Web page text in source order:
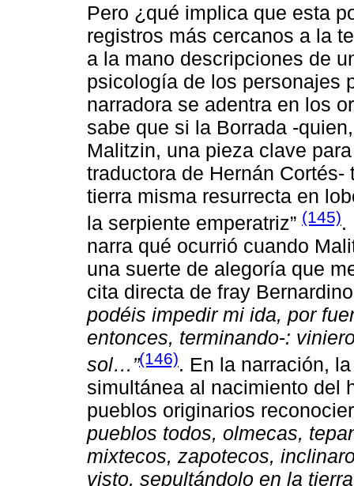
Pero ¿qué implica que esta
registros más cercanos a la
a la mano descripciones de
psicología de los personajes
narradora se adentra en los
sabe que si la Borrada -
Malitzin, una pieza clave
traductora de Hernán
tierra misma resurrecta en
la serpiente emperatriz” (145).
narra qué ocurrió cuando
una suerte de alegoría que
cita directa de fray
podéis impedir mi ida, por
entonces, terminando-:
sol…”(146). En la narración,
simultánea al nacimiento del
pueblos originarios
pueblos todos, olmecas,
mixtecos, zapotecos,
visto, sepultándolo en la